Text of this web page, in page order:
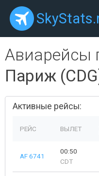
Авиарейсы
Париж
Активные рейсы:
РЕЙС ВЫЛЕТ
AF 6741
00:50
CDT